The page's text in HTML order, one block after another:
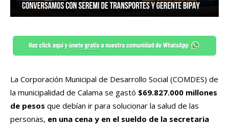
La Corporación Municipal de Desarrollo Social (COMDES) de
la municipalidad de Calama se gastó $69.827.000 millones
de pesos que debían ir para solucionar la salud de las
personas, en una cena y en el sueldo de la secretaria